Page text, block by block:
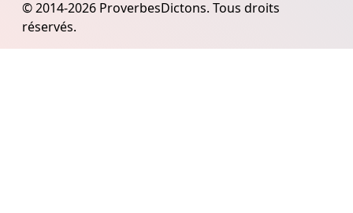
© 2014-2026 ProverbesDictons. Tous droits
réservés.